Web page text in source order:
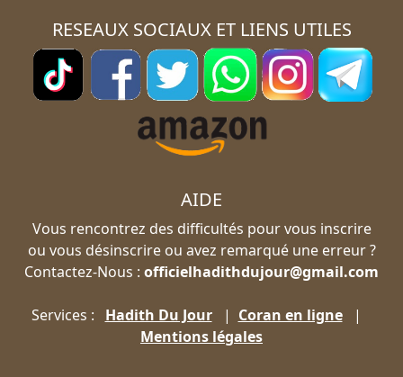
RESEAUX SOCIAUX ET LIENS UTILES
AIDE
Vous rencontrez des difficultés pour vous inscrire
ou vous désinscrire ou avez remarqué une erreur ?
Contactez-Nous : officielhadithdujour@gmail.com
Services : Hadith Du Jour| Coran en ligne|
Mentions légales